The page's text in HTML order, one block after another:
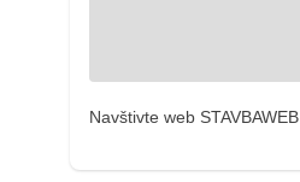
Navštivte web STAVBAWEB